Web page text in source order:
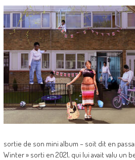
sortie de son mini album – soit dit en
Winter » sorti en 2021, qui lui avait valu un